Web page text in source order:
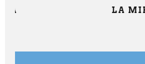
LA MIEL…